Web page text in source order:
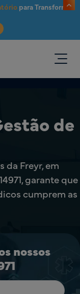
para Transformar
de
da Freyr, em
garante que
cumprem as
nossos